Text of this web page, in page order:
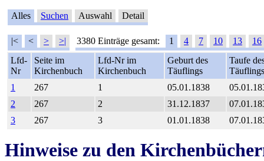
Alles Suchen Auswahl Detail
|< < > >| 3380 Einträge gesamt: 1 4 7 10 13
16
Lfd-
Nr
Seite im
Kirchenbuch
Lfd-Nr im
Kirchenbuch
Geburt des
Täuflings
Taufe
Täuflings
1
267 1 05.01.1838
2
267 2 31.12.1837
3
267 3 01.01.1838
Hinweise zu den